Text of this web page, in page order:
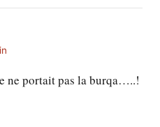
ne portait pas la burqa…..!